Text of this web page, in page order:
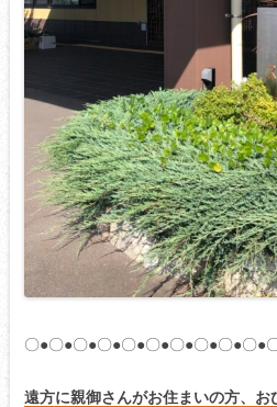
〇●〇●〇●〇●〇●〇●〇●〇●〇●〇●
遠方に親御さんがお住まいの方、